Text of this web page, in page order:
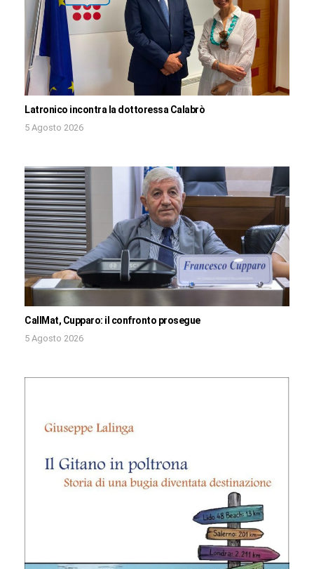
Latronico incontra la dottoressa Calabrò
5 Agosto 2026
CallMat, Cupparo: il confronto prosegue
5 Agosto 2026